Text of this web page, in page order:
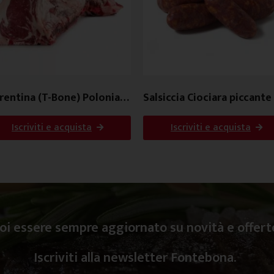
(T-Bone) Polonia
Iscriviti e acquista
Salsiccia Ciociara piccante
Iscriviti e acquista
essere sempre aggiornato su novità e
Iscriviti alla newsletter Fontebona.